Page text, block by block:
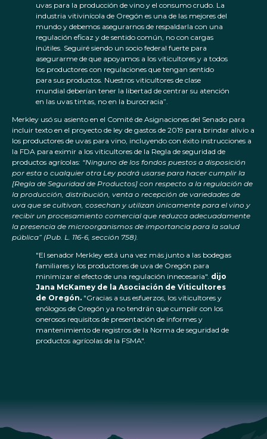
uvas para la producción de vino y el consumo crudo. La
industria vitivinícola de Oregón es una de las mejores del
mundo y debemos asegurarnos de respaldarla con una
regulación eficaz y de sentido común, no con cargas
inútiles. Seguiré siendo un socio federal fuerte para
asegurarme de que apoyamos a los viticultores y a todos
los productores con regulaciones que tengan sentido
para sus productos. Nuestros viticultores de clase
mundial deberían tener la libertad de centrar su atención
en las uvas tintas, no en la burocracia”.
Merkley usó su asiento en el Comité de Asignaciones del Senado para
incluir texto en el proyecto de ley de gastos de 2019 para brindar alivio a
los productores de uvas para vino, incluyendo con éxito instrucciones a
la FDA para eximir a los viticultores de la Regla de seguridad de
productos agrícolas: “Ninguno de los fondos puestos a disposición
por esta o cualquier otra Ley podrá usarse para hacer cumplir la
[Regla de Seguridad de Productos] con respecto a la regulación de
la producción, distribución, venta o recepción de variedades de
uva que se cultivan, cosechan y utilizan únicamente para el vino y
recibir un procesamiento comercial que reduzca adecuadamente
la presencia de microorganismos de importancia para la salud
pública” (Pub. L. 116-6, sección 758).
"El senador Merkley está una vez más junto a las bodegas
familiares y los productores de uva de Oregón para
minimizar el efecto de una regulación innecesaria". dijo
Jana McKamey de la Asociación de Viticultores
de Oregón. "Gracias a sus esfuerzos, los viticultores y
enólogos de Oregón ya no tendrán que cumplir con los
onerosos requisitos de presentación de informes y
mantenimiento de registros de la Norma de seguridad de
productos agrícolas de la FSMA".